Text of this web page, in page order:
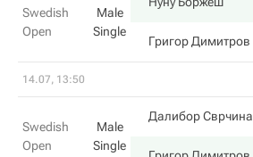
Swedish
Open
Male
Single
Григор Димитров
14.07, 13:50
Swedish
Open
Male
Single
Далибор Сврчина